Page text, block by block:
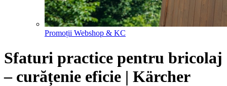
Promoții Webshop & KC
Sfaturi practice pentru bricolaj
– curățenie eficie | Kärcher